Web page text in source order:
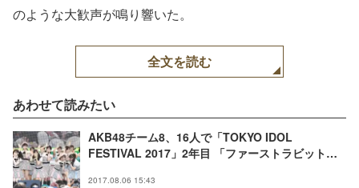
のような大歓声が鳴り響いた。
全文を読む
あわせて読みたい
AKB48チーム8、16人で「TOKYO IDOL
FESTIVAL 2017」2年目 「ファーストラビット」
2017.08.06 15:43